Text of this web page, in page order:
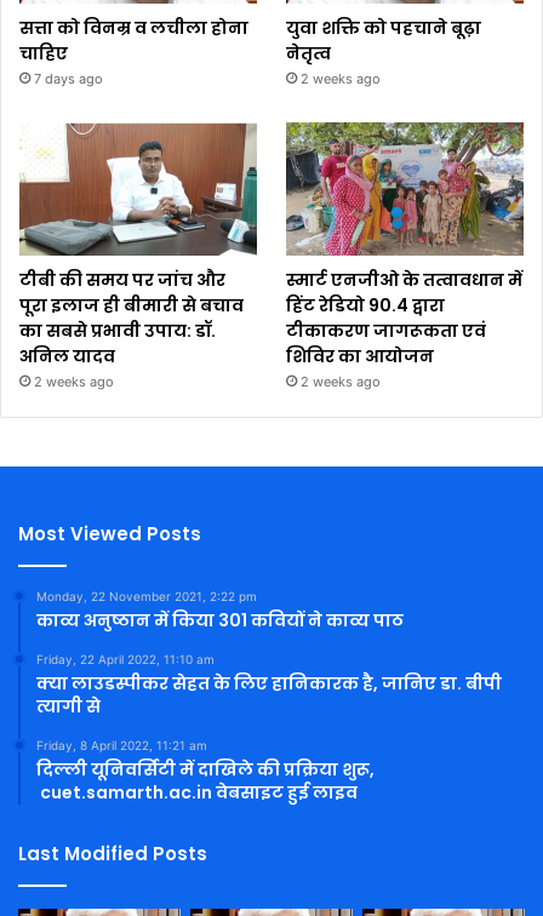
सत्ता को विनम्र व लचीला होना
चाहिए
7 days ago
युवा शक्ति को पहचाने बूढ़ा
नेतृत्व
2 weeks ago
टीबी की समय पर जांच और
पूरा इलाज ही बीमारी से बचाव
का सबसे प्रभावी उपाय: डॉ.
अनिल यादव
2 weeks ago
स्मार्ट एनजीओ के तत्वावधान में
हिंट रेडियो 90.4 द्वारा
टीकाकरण जागरूकता एवं
शिविर का आयोजन
2 weeks ago
Most Viewed Posts
Monday, 22 November 2021, 2:22 pm
काव्य अनुष्ठान में किया 301 कवियों ने काव्य पाठ
Friday, 22 April 2022, 11:10 am
क्या लाउडस्पीकर सेहत के लिए हानिकारक है, जानिए डा. बीपी
त्यागी से
Friday, 8 April 2022, 11:21 am
दिल्ली यूनिवर्सिटी में दाखिले की प्रक्रिया शुरू,
cuet.samarth.ac.in वेबसाइट हुई लाइव
Last Modified Posts